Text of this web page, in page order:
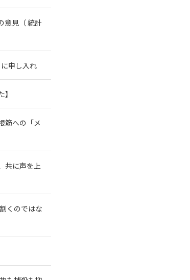
意見（ 統計
申し入れ
筋への「メ
共に声を上
くのではな